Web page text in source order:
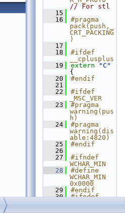
// For stl
   15
   16
#pragma
pack(push,_
CRT_PACKING
)
   17
   18
#ifdef
__cplusplus
   19
extern
"C"
{
   20
#endif
   21
   22
#ifdef
_MSC_VER
   23
#pragma
warning(pus
h)
   24
#pragma
warning(dis
able:4820)
   25
#endif
   26
   27
#ifndef
WCHAR_MIN
   28
#define
WCHAR_MIN
0x0000
   29
#endif
   30
#ifndef